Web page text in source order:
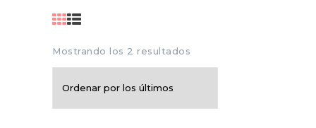
Mostrando los 2 resultados